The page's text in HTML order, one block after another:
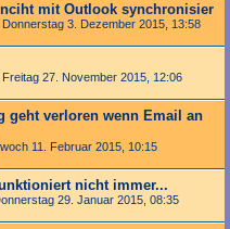
mit Outlook synchronisier
Donnerstag 3. Dezember 2015, 13:58
Freitag 27. November 2015, 12:06
geht verloren wenn Email an
11. Februar 2015, 10:15
nicht immer...
29. Januar 2015, 08:35